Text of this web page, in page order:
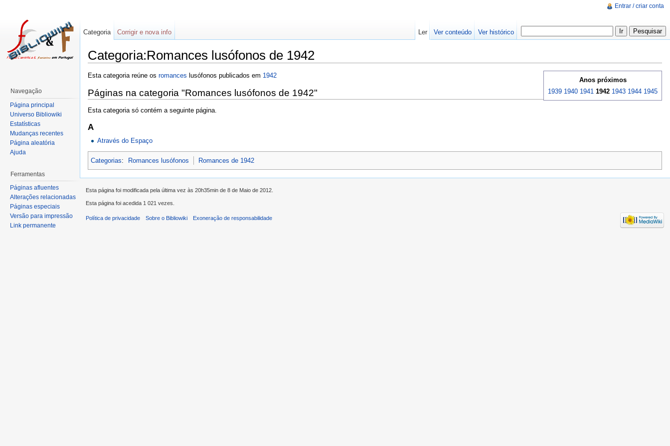
Categoria:Romances lusófonos de 1942
Anos próximos
1939 1940 1941 1942 1943 1944 1945
Esta categoria reúne os romances lusófonos publicados em 1942
Páginas na categoria "Romances lusófonos de 1942"
Esta categoria só contém a seguinte página.
A
Através do Espaço
Categorias: Romances lusófonos Romances de 1942
Entrar / criar conta
Categoria Corrigir e nova info Ler Ver conteúdo Ver histórico
Navegação
Página principal
Universo Bibliowiki
Estatísticas
Mudanças recentes
Página aleatória
Ajuda
Ferramentas
Páginas afluentes
Alterações relacionadas
Páginas especiais
Versão para impressão
Link permanente
Esta página foi modificada pela última vez às 20h35min de 8 de Maio de 2012.
Esta página foi acedida 1 021 vezes.
Política de privacidade Sobre o Bibliowiki Exoneração de responsabilidade